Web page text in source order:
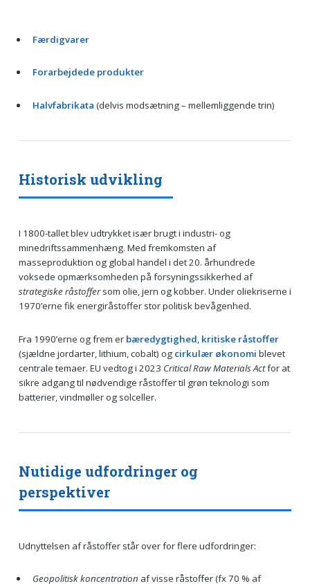
Færdigvarer
Forarbejdede produkter
Halvfabrikata (delvis modsætning – mellemliggende trin)
Historisk udvikling
I 1800-tallet blev udtrykket især brugt i industri- og
minedriftssammenhæng. Med fremkomsten af
masseproduktion og global handel i det 20. århundrede
voksede opmærksomheden på forsyningssikkerhed af
strategiske råstoffersom olie, jern og kobber. Under oliekriserne i
1970’erne fik energiråstoffer stor politisk bevågenhed.
Fra 1990’erne og frem er bæredygtighed, kritiske råstoffer
(sjældne jordarter, lithium, cobalt) og cirkulær økonomi blevet
centrale temaer. EU vedtog i 2023 Critical Raw Materials Actfor at
sikre adgang til nødvendige råstoffer til grøn teknologi som
batterier, vindmøller og solceller.
Nutidige udfordringer og
perspektiver
Udnyttelsen af råstoffer står over for flere udfordringer:
Geopolitisk koncentration af visse råstoffer (fx 70 % af